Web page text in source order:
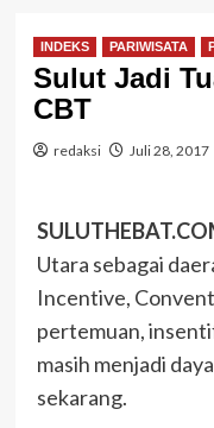
INDEKS PARIWISATA
Sulut Jadi
CBT
redaksi Juli 28, 2017
Utara sebagai
Incentive,
pertemuan,
masih menjadi
sekarang.